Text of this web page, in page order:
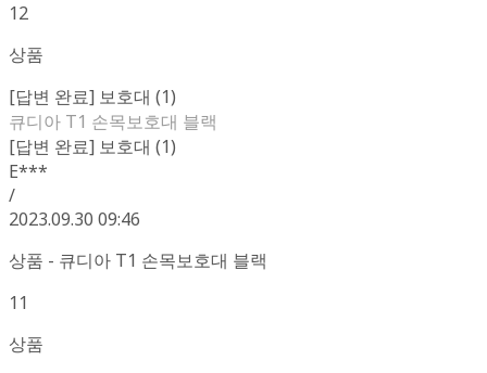
12
상품
[답변 완료] 보호대 (1)
큐디아 T1 손목보호대 블랙
[답변 완료] 보호대 (1)
E***
/
2023.09.30 09:46
상품 - 큐디아 T1 손목보호대 블랙
11
상품